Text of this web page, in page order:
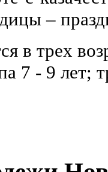
–
в трех
7 - 9 лет;